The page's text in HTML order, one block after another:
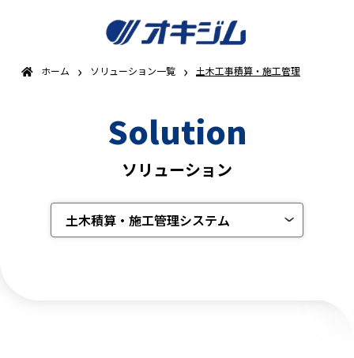
ホーム › ソリューション一覧 › 土木工事積算・施工管理
Solution
ソリューション